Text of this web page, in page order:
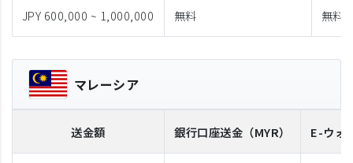
JPY 600,000 ~ 1,000,000 無料 無料
マレーシア
送金額 銀行口座送金 （MYR） E-ウォ